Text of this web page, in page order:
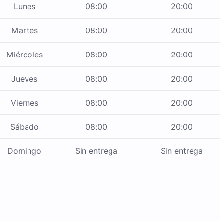
Lunes 08:00 20:00
Martes 08:00 20:00
Miércoles 08:00 20:00
Jueves 08:00 20:00
Viernes 08:00 20:00
Sábado 08:00 20:00
Domingo Sin entrega Sin entrega